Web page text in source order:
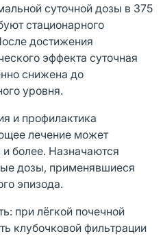
суточной дозы в 375
стационарного
достижения
эффекта суточная
снижена до
уровня.
и профилактика
лечение может
более. Назначаются
дозы, применявшиеся
эпизода.
при лёгкой почечной
клубочковой фильтрации